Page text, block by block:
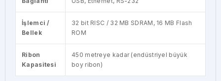
İşlemci /
Bellek
32 bit RISC / 32 MB SDRAM, 16 MB Flash
ROM
Ribon
Kapasitesi
450 metreye kadar (endüstriyel büyük
boy ribon)